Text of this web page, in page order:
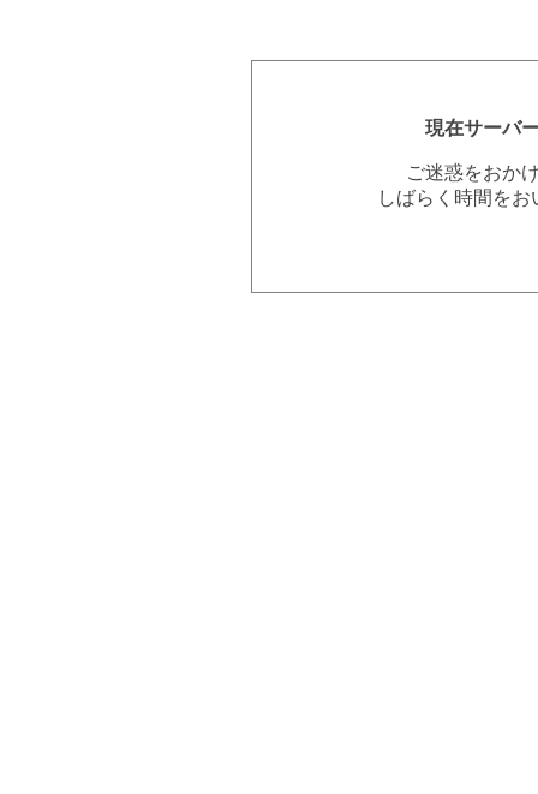
現在サーバ
ご迷惑をおか
しばらく時間を